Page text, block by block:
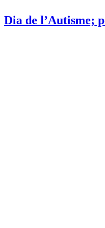
Dia de l’Autisme;